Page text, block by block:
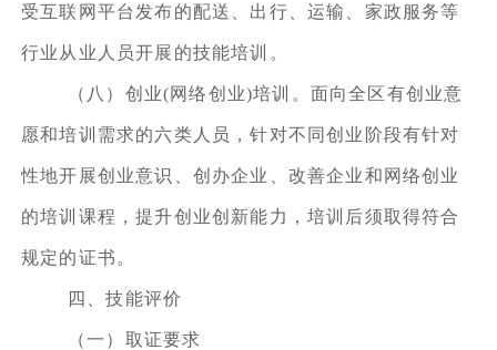
受互联网平台发布的配送、出行、运输、家政服务等
行业从业人员开展的技能培训。
（八）创业(网络创业)培训。面向全区有创业意
愿和培训需求的六类人员，针对不同创业阶段有针对
性地开展创业意识、创办企业、改善企业和网络创业
的培训课程，提升创业创新能力，培训后须取得符合
规定的证书。
四、技能评价
（一）取证要求